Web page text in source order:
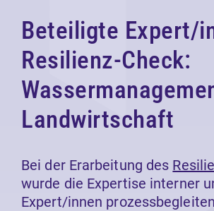
Beteiligte Expert/
Resilienz-Check:
Landwirtschaft
Bei der Erarbeitung des
wurde die Expertise interner
Expert/innen